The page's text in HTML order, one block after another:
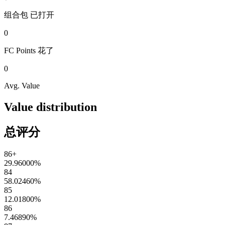
组合包 已打开
0
FC Points 花了
0
Avg. Value
Value distribution
总评分
86+
29.96000%
84
58.02460%
85
12.01800%
86
7.46890%